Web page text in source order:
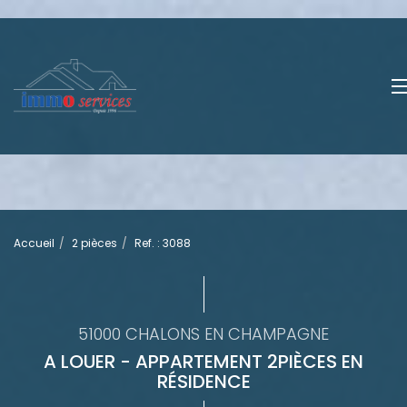
Accueil 2 pièces Ref. : 3088
51000 CHALONS EN CHAMPAGNE
A LOUER - APPARTEMENT 2PIÈCES EN
RÉSIDENCE